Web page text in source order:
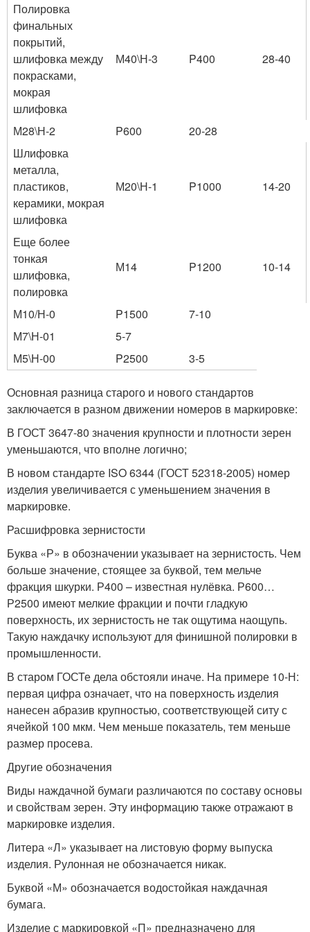
Полировка
финальных
покрытий,
шлифовка между
покрасками,
мокрая
шлифовка
М40\Н-3 P400 28-40
М28\Н-2 P600
20-28
Шлифовка
металла,
пластиков,
керамики, мокрая
шлифовка
М20\Н-1 P1000 14-20
Еще более
тонкая
шлифовка,
полировка
М14 P1200 10-14
М10/Н-0 P1500
7-10
М7\Н-01
5-7
М5\Н-00
P2500 3-5
Основная разница старого и нового стандартов
заключается в разном движении номеров в маркировке:
В ГОСТ 3647-80 значения крупности и плотности зерен
уменьшаются, что вполне логично;
В новом стандарте ISO 6344 (ГОСТ 52318-2005) номер
изделия увеличивается с уменьшением значения в
маркировке.
Расшифровка зернистости
Буква «Р» в обозначении указывает на зернистость. Чем
больше значение, стоящее за буквой, тем мельче
фракция шкурки. Р400 – известная нулёвка. Р600…
Р2500 имеют мелкие фракции и почти гладкую
поверхность, их зернистость не так ощутима наощупь.
Такую наждачку используют для финишной полировки в
промышленности.
В старом ГОСТе дела обстояли иначе. На примере 10-Н:
первая цифра означает, что на поверхность изделия
нанесен абразив крупностью, соответствующей ситу с
ячейкой 100 мкм. Чем меньше показатель, тем меньше
размер просева.
Другие обозначения
Виды наждачной бумаги различаются по составу основы
и свойствам зерен. Эту информацию также отражают в
маркировке изделия.
Литера «Л» указывает на листовую форму выпуска
изделия. Рулонная не обозначается никак.
Буквой «М» обозначается водостойкая наждачная
бумага.
Изделие с маркировкой «П» предназначено для